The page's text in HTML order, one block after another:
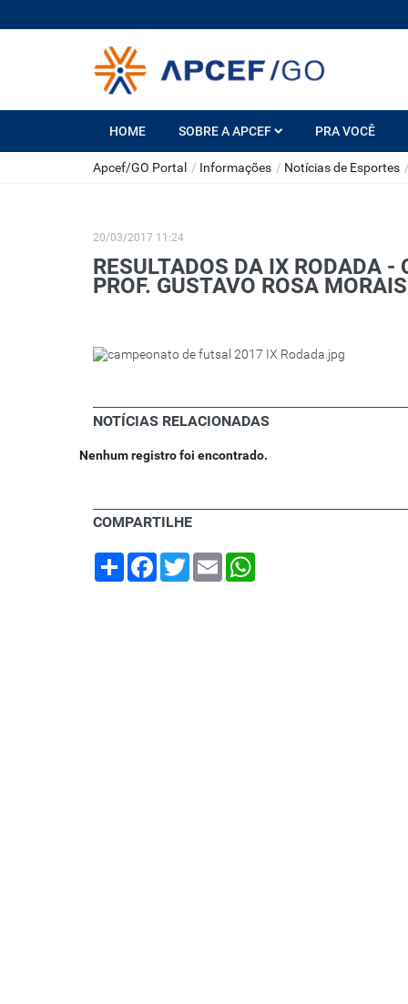
HOME SOBRE A APCEF PRA VOCÊ
Apcef/GO Portal / Informações / Notícias de Esportes
20/03/2017 11:24
RESULTADOS DA IX RODADA
PROF. GUSTAVO ROSA MORAIS
NOTÍCIAS RELACIONADAS
Nenhum registro foi encontrado.
COMPARTILHE
Share Facebook
TwitterEmail